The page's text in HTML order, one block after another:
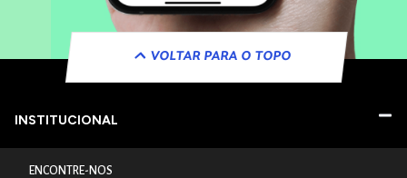
VOLTAR PARA O TOPO
INSTITUCIONAL
ENCONTRE-NOS